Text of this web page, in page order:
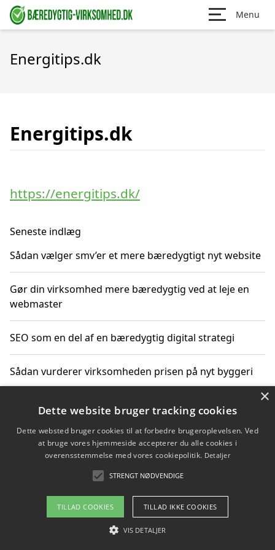
Menu
Energitips.dk
Energitips.dk
https://energitips.dk/
Seneste indlæg
Sådan vælger smv’er et mere bæredygtigt nyt website
Gør din virksomhed mere bæredygtig ved at leje en
webmaster
SEO som en del af en bæredygtig digital strategi
Sådan vurderer virksomheden prisen på nyt byggeri
Sådan får du hjælp til en hjemmeside uden binding
Copyright 2026 - Pilanto Aps
Om / kontakt
Blog Betingelser
×
Dette website bruger tracking cookies
Dette websted bruger cookies til at forbedre brugeroplevelsen. Ved
at bruge vores hjemmeside accepterer du alle cookies i
overensstemmelse med vores cookiepolitik. Detaljer
STRENGT NØDVENDIGE
TILLAD COOKIES TILLAD IKKE COOKIES
VIS DETALJER